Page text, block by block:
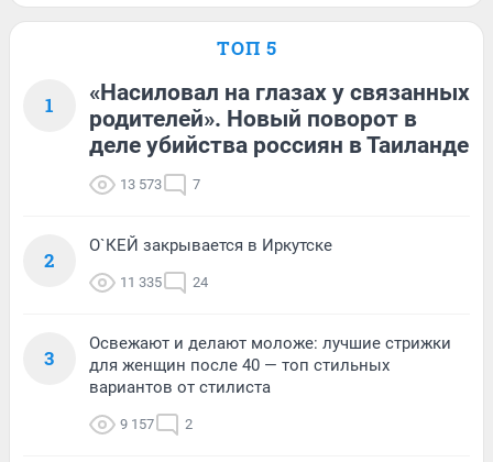
ТОП 5
1
«Насиловал на глазах у связанных
родителей». Новый поворот в
деле убийства россиян в Таиланде
13 573 7
2
О`КЕЙ закрывается в Иркутске
11 335 24
3
Освежают и делают моложе: лучшие стрижки
для женщин после 40 — топ стильных
вариантов от стилиста
9 157 2